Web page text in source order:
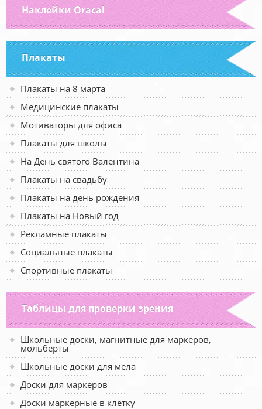
Наклейки Oracal
Плакаты
Плакаты на 8 марта
Медицинские плакаты
Мотиваторы для офиса
Плакаты для школы
На День святого Валентина
Плакаты на свадьбу
Плакаты на день рождения
Плакаты на Новый год
Рекламные плакаты
Социальные плакаты
Спортивные плакаты
Таблицы для проверки зрения
Школьные доски, магнитные для маркеров,
мольберты
Школьные доски для мела
Доски для маркеров
Доски маркерные в клетку